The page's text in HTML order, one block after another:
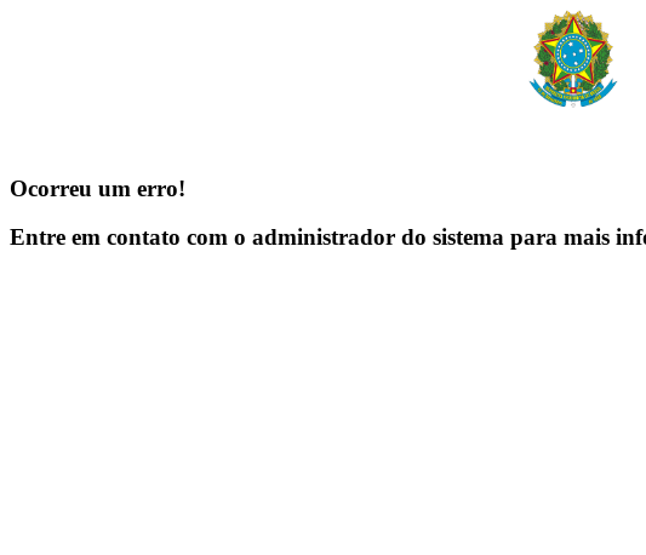
Ocorreu um erro!
Entre em contato com o administrador do sistema para mais